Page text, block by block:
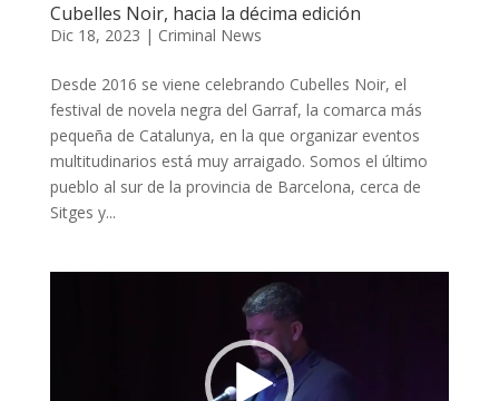
Cubelles Noir, hacia la décima edición
Dic 18, 2023 | Criminal News
Desde 2016 se viene celebrando Cubelles Noir, el
festival de novela negra del Garraf, la comarca más
pequeña de Catalunya, en la que organizar eventos
multitudinarios está muy arraigado. Somos el último
pueblo al sur de la provincia de Barcelona, cerca de
Sitges y...